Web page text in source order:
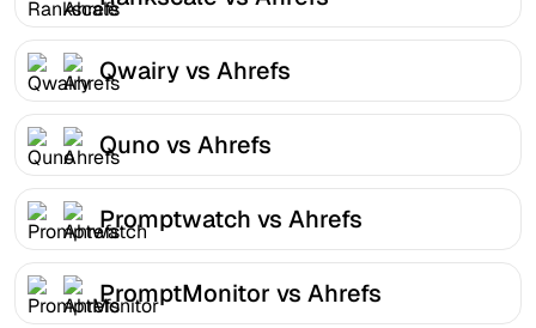
Qwairy vs Ahrefs
Quno vs Ahrefs
Promptwatch vs Ahrefs
PromptMonitor vs Ahrefs